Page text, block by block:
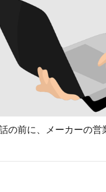
の前に、メーカーの営